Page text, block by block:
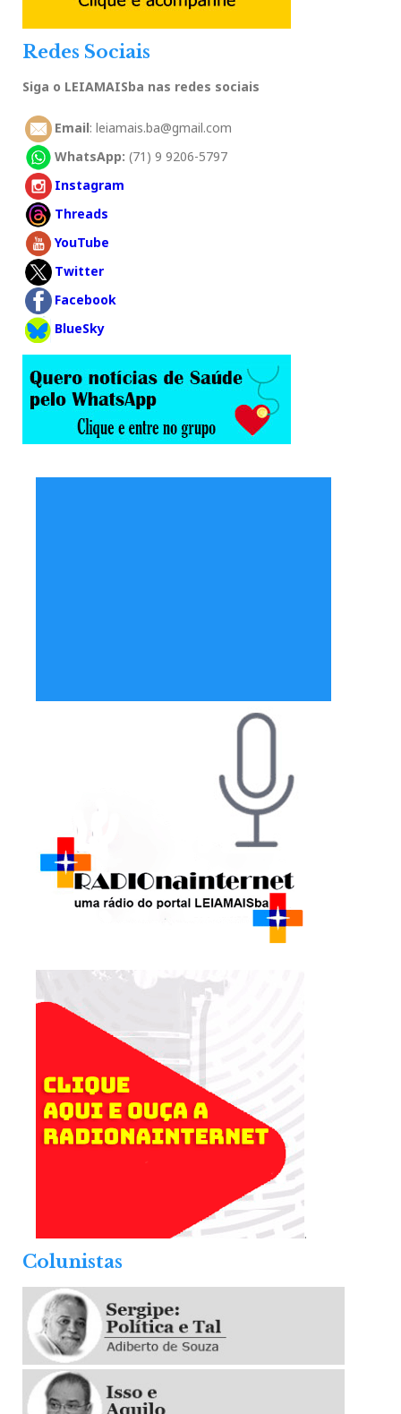
Redes Sociais
Siga o LEIAMAISba nas redes sociais
Email: leiamais.ba@gmail.com
WhatsApp: (71) 9 9206-5797
Instagram
Threads
YouTube
Twitter
Facebook
BlueSky
.
Colunistas